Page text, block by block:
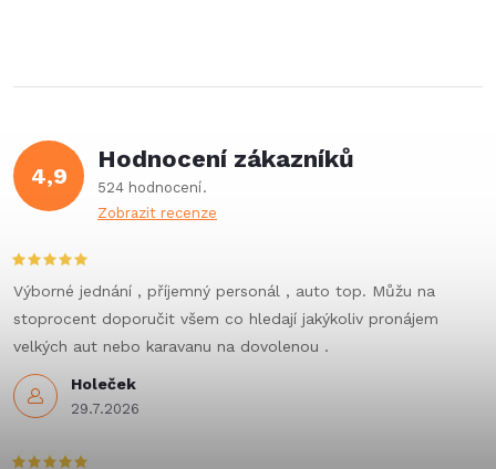
4,9
Hodnocení zákazníků
524 hodnocení
Zobrazit recenze
Holeček
29.7.2026
Výborné jednání , příjemný personál , auto top. Můžu na
stoprocent doporučit všem co hledají jakýkoliv pronájem
velkých aut nebo karavanu na dovolenou .